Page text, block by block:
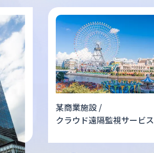
某商業施設 /
クラウド遠隔監視サービス